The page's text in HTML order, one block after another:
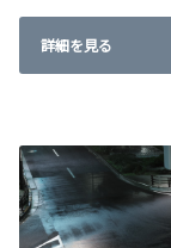
詳細を見る